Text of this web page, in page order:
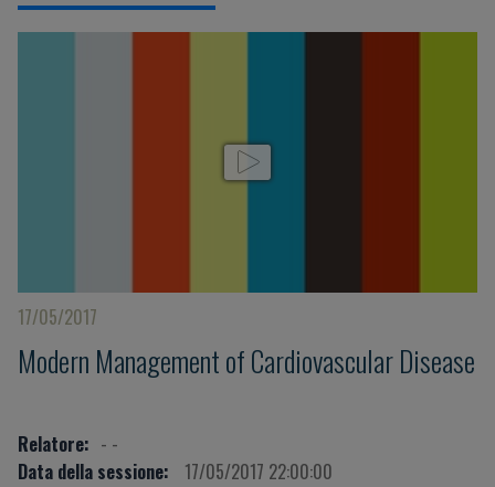
17/05/2017
Modern Management of Cardiovascular Disease
Relatore: - -
Data della sessione:
17/05/2017 22:00:00